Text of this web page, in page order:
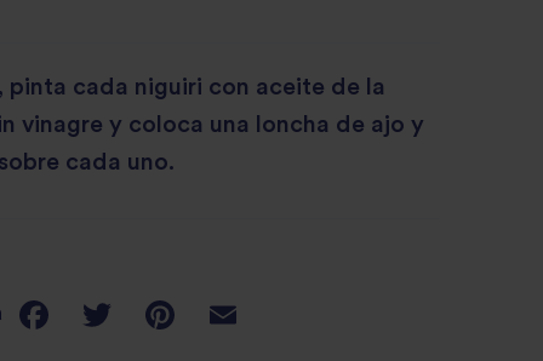
pinta cada niguiri con aceite de la
vinagre y coloca una loncha de ajo y
cada uno.